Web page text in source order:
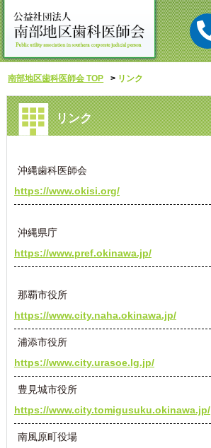
南部地区歯科医師会 TOP リンク
リンク
沖縄歯科医師会
https://www.okisi.org/
沖縄県庁
https://www.pref.okinawa.jp/
那覇市役所
https://www.city.naha.okinawa.jp/
浦添市役所
https://www.city.urasoe.lg.jp/
豊見城市役所
https://www.city.tomigusuku.okinawa.jp/
南風原町役場